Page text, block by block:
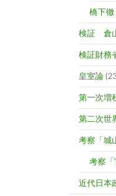
橋下徹
検証 倉
検証財務
皇室論
第一次増
第二次世
考察「城
考察「
近代日本